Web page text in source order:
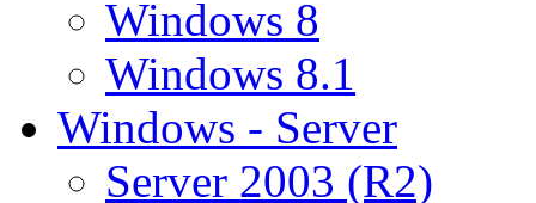
Windows 8
Windows 8.1
Windows - Server
Server 2003 (R2)